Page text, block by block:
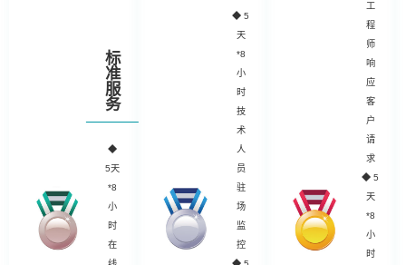
标
准
服
务
◆
5天
*8
小
时
在
◆5
天
*8
小
时
技
术
人
员
驻
场
监
控
工
程
师
响
应
客
户
请
求
◆ 5
天
*8
小
时